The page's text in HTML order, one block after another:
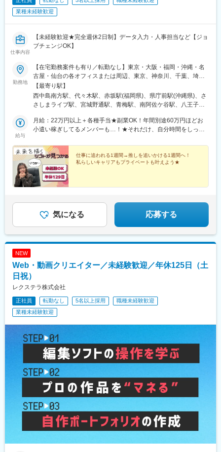
都心駅、武蔵浦和駅、北浦和駅、志木駅、草加駅、上尾駅、朝霞
駅、戸田公園駅、熊谷駅、東大宮駅、春日部駅、ふじみ野駅、越
駅、南流山駅、流山おおたかの森駅、海浜幕張駅、市川駅、新浦
安駅、稲毛駅、京成船橋駅、北習志野駅、浦安駅(千葉県)、新松戸
と駅、都賀駅、南行徳駅、横浜駅、武蔵小杉駅、川崎駅、藤沢
駅、新横浜駅、登戸駅、海老名駅(相鉄・小田急)、戸塚駅、長津田
駅、日吉駅(神奈川県)、大和駅(神奈川県)、大船駅、橋本駅(神奈川
県)、溝の口駅、中央林間駅、小田原駅、菊名駅、桜木町駅、上大
岡駅、あざみ野駅、鶴見駅、湘南台駅、本厚木駅、関内駅、京急
川崎駅、相模大野駅、新百合ケ丘駅、平塚駅、辻堂駅、大阪駅、
天王寺駅、新大阪駅、大阪梅田駅(阪急線)、梅田駅(地下鉄)、京橋
駅(大阪府)、なんば駅(地下鉄)、鶴橋駅、淀屋橋駅、なんば駅(南海
下茶屋駅、心斎橋駅、大阪阿部野橋駅、天満橋駅、弁天町駅、西
九条駅、西梅田駅、堺筋本町駅、谷町四丁目駅、北浜駅(大阪府)、
北新地駅、南森町駅、森ノ宮駅、十三駅、大阪上本町駅、肥後橋
駅、西中島南方駅、大正駅(大阪府)、長堀橋駅、天満駅、大阪天満
宮駅、高槻駅、中百舌鳥駅、茨木駅、三国ケ丘駅(大阪府)、関西空
港駅(鉄道)、枚方市駅、南茨木駅(大阪モノレール)、千里中央駅(北
駅、樟葉駅、寝屋川市駅、吹田駅(東海道本線)、門真市駅、香里園
駅、三ノ宮駅、神戸三宮駅(阪神)、三宮駅(神戸新交通)、神戸駅(兵
庫県)、姫路駅、西宮北口駅、明石駅、住吉駅(兵庫県・東海道)、
尼崎駅(東海道本線)、宝塚駅、新長田駅、西明石駅、今津駅(兵庫
県)、垂水駅、甲子園駅、尼崎駅(阪神線)、川西能勢口駅、六甲道
(京都市営)、烏丸駅、京都河原町駅、祇園四条駅、二条駅、出町柳
駅、西院駅(阪急線)、近鉄丹波橋駅、丹波橋駅、桂駅、三条駅(京
福寺駅、長岡京駅、六地蔵駅(京都市営)、今出川駅、京都市役所前
駅、王寺駅、近鉄奈良駅、学園前駅(奈良県)、大和西大寺駅、生駒
駅、奈良駅、大和八木駅、草津駅(滋賀県)、南草津駅、石山駅、瀬
田駅(滋賀県)、近江八幡駅、和歌山駅、和歌山市駅、四谷三丁目
駅、西大橋駅、神泉駅、新宿西口駅、要町駅、牛田駅(東京都)、二
ツリー駅、蓮沼駅、青井駅、祐天寺駅、不動前駅、代官山駅、西
日暮里駅(舎人ライナー)、江古田駅、牛込神楽坂駅、麹町駅、大崎
広小路駅、幡ケ谷駅、御成門駅、新日本橋駅、新御茶ノ水駅、銀
座一丁目駅、池ノ上駅、新宿御苑前駅、田原町駅(東京都)、六本木
一丁目駅、西太子堂駅、宝町駅(東京都)、平和島駅、馬喰町駅、新
宿駅(東京メトロ)、越中島駅、二子新地駅、九品仏駅、亀戸水神
駅、原宿駅、桜田門駅、日比谷駅、巣鴨駅、外苑前駅、羽田空港
第１・第２ターミナル駅(京急)、大塚駅前駅、虎ノ門ヒルズ駅、芝
公園駅、春日駅(東京都)、立川南駅、府中本町駅、京王八王子駅、
布田駅、本川越駅、蒲生駅、北与野駅、中浦和駅、京成千葉駅、
新津田沼駅、鬼越駅、東京ディズニーランド・ステーション駅、
業種未経験歓迎
仕事内容
【未経験歓迎★完全週休2日制】データ入力・人事担当など【ジョ
ブチェンジOK】
勤務地
【在宅勤務案件も有り／転勤なし】東京・大阪・福岡・沖縄・名
古屋・仙台の各オフィスまたは周辺、東京、神奈川、千葉、埼
玉、宮城、愛知、岐阜、静岡、三重、大阪、京都、兵庫、奈良、
滋賀、和歌山、福岡、佐賀、長崎、熊本、大分、宮崎、鹿児島、
沖縄の各勤務先★20名以上を採用予定！★豊富な選択肢の中か
界、旅行、美容、Webマーケターなど大手企業を含む様々な企
業。そのため色んな業界・職種へのチャレンジができます♪★受動
【最寄り駅】
西中島南方駅、代々木駅、赤坂駅(福岡県)、県庁前駅(沖縄県)、さ
さしまライブ駅、宮城野通駅、青梅駅、南阿佐ケ谷駅、八王子
駅、高輪台駅、芝公園駅、新橋駅、赤坂駅(東京都)、大門駅(東京
都)、日暮里駅(舎人ライナー)、三鷹駅、恵比寿駅、広尾駅、渋谷
駅(東京都)、末広町駅(東京都)、東京駅、九段下駅、麹町駅、神保
町駅、神田駅(東京都)、飯田橋駅、有楽町駅、綾瀬駅、北千住駅、
上野御徒町駅、蒲田駅、大森駅(東京都)、東銀座駅、日本橋駅(東
京都)、三越前駅、小伝馬町駅、八丁堀駅(東京都)、中野坂上駅、
中野駅(東京都)、町田駅、目黒駅、立会川駅、五反田駅、井の頭公
大崎駅、鶴見小野駅、三ツ沢下町駅、戸部駅、山手駅、井土ケ谷
駅、和田町駅、屏風浦駅、金沢文庫駅、新羽駅、戸塚駅、上永谷
駅、鶴ケ峰駅、瀬谷駅、立場駅、青葉台駅、センター南駅、鹿島
田駅、武蔵小杉駅、武蔵溝ノ口駅、生田駅(神奈川県)、鷺沼駅、柿
生駅、相模湖駅、上溝駅、下溝駅、上大岡駅、菊名駅、新横浜
船駅、茅ケ崎駅、本厚木駅、小田原駅、川崎駅、向ケ丘遊園駅、
駅、浦安駅(千葉県)、国府台駅、京成八幡駅、谷津駅、幸谷駅、蘇
我駅、新千葉駅、京成西船駅、柏駅、実籾駅、スポーツセンター
駅、誉田駅、検見川浜駅、浦和駅、大宮駅(埼玉県)、熊谷駅、所沢
駅、川越駅、川口駅、八乙女駅、五橋駅、青葉通一番町駅、都島
駅、野田阪神駅、桜島駅、阿波座駅、朝潮橋駅、津守駅、大阪上
本町駅、芦原橋駅、福駅、だいどう豊里駅、今里駅(地下鉄)、桃谷
駅、千林大宮駅、鴫野駅、東天下茶屋駅、沢ノ町駅、駒川中野
駅、西天下茶屋駅、三国駅(大阪府)、横堤駅、住ノ江駅、喜連瓜破
駅、大阪梅田駅(阪急線)、堺筋本町駅、堺駅、深井駅、石津川駅、
栂・美木多駅、新金岡駅、北野田駅、石橋阪大前駅、大阪城北詰
駅、なんば駅(地下鉄)、西大橋駅、弁天町駅、北千里駅、曽根駅
(大阪府)、南摂津駅、大日駅、長堀橋駅、枚方公園駅、高槻駅、り
んくうタウン駅、八尾南駅、千里中央駅(北大阪急行)、古川橋駅、
伏見桃山駅、馬堀駅、淀駅、松井山手駅、常盤駅(京都府)、西京極
駅、醍醐駅(京都府)、六地蔵駅(京都市営)、洛西口駅、二条駅、五
条駅(京都市営)、上鳥羽口駅、貴船口駅、桃山駅、大池駅、中埠頭
駅、星の駅、岡本駅(兵庫県)、滝の茶屋駅、湊川公園駅、山陽天満
給与
月給：22万円以上＋各種手当★副業OK！年間別途60万円ほどお
小遣い稼ぎしてるメンバーも…！★それだけ、自分時間をしっか
自分の為の時間を過ごしてください♪ ※経験・能力を考慮の上、
当社規定により優遇いたします。※月給には一律の職務手当（3万
5,000円）を含みます。
仕事に追われる1週間→推しを追いかける1週間へ！
私らしいキャリアもプライベートも叶えよう★
気になる 応募する
NEW
Web・動画クリエイター／未経験歓迎／年休125日（土
日祝）
レクステラ株式会社
正社員 転勤なし 5名以上採用
職種未経験歓迎
業種未経験歓迎